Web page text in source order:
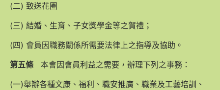
(二) 致送花圈
(三) 結婚、生育、子女獎學金等之賀禮；
(四) 會員因職務關係所需要法律上之指導及協助。
第五條 本會因會員利益之需要，辦理下列之事務：
(一)舉辦各種文康、福利、職安推廣、職業及工藝培訓、